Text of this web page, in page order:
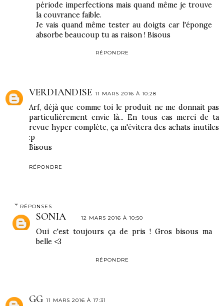
période imperfections mais quand même je trouve
la couvrance faible.
Je vais quand même tester au doigts car l'éponge
absorbe beaucoup tu as raison ! Bisous
RÉPONDRE
VERDIANDISE 11 MARS 2016 À 10:28
Arf, déjà que comme toi le produit ne me donnait pas
particulièrement envie là... En tous cas merci de ta
revue hyper complète, ça m'évitera des achats inutiles
:p
Bisous
RÉPONDRE
RÉPONSES
SONIA 12 MARS 2016 À 10:50
Oui c'est toujours ça de pris ! Gros bisous ma
belle <3
RÉPONDRE
GG 11 MARS 2016 À 17:31